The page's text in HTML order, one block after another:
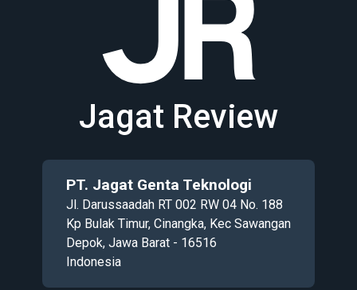
Jagat Review
PT. Jagat Genta Teknologi
Jl. Darussaadah RT 002 RW 04 No. 188
Kp Bulak Timur, Cinangka, Kec Sawangan
Depok, Jawa Barat - 16516
Indonesia